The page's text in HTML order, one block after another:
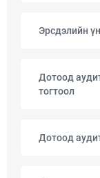
Эрсдэлийн
Дотоод
тогтоол
Дотоод